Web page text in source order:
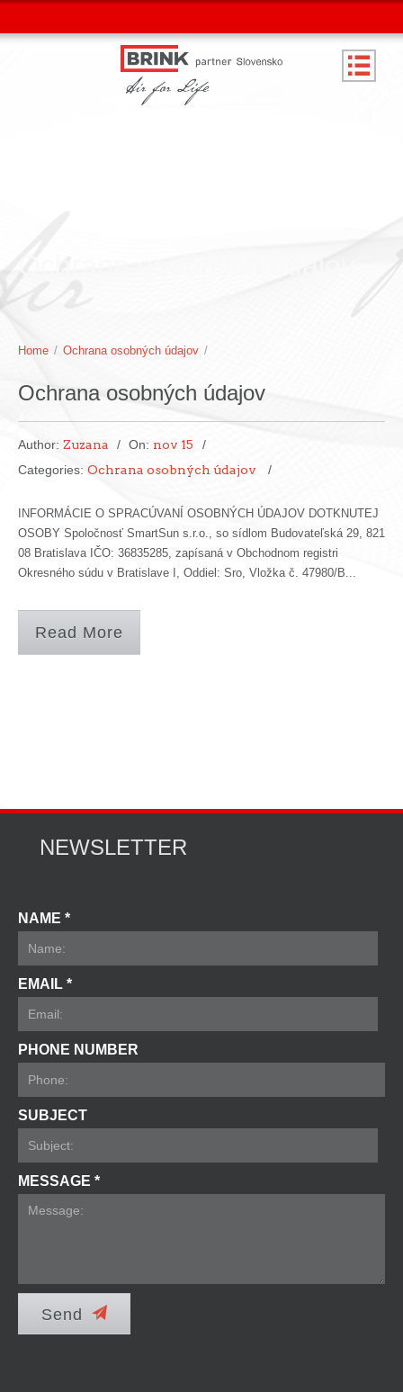
Ochrana osobných údajov
Home / Ochrana osobných údajov /
Ochrana osobných údajov
Author: Zuzana On: nov 15
Categories: Ochrana osobných údajov
INFORMÁCIE O SPRACÚVANÍ OSOBNÝCH ÚDAJOV DOTKNUTEJ
OSOBY Spoločnosť SmartSun s.r.o., so sídlom Budovateľská 29, 821
08 Bratislava IČO: 36835285, zapísaná v Obchodnom registri
Okresného súdu v Bratislave I, Oddiel: Sro, Vložka č. 47980/B...
Read More
NEWSLETTER
NAME *
EMAIL *
PHONE NUMBER
SUBJECT
MESSAGE *
Send